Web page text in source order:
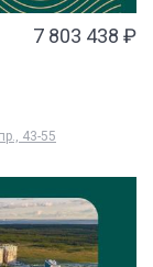
7 803 438 ₽
43-55